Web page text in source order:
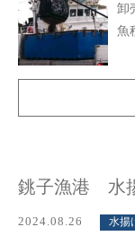
卸
魚
銚子漁港 水
2024.08.26 水揚